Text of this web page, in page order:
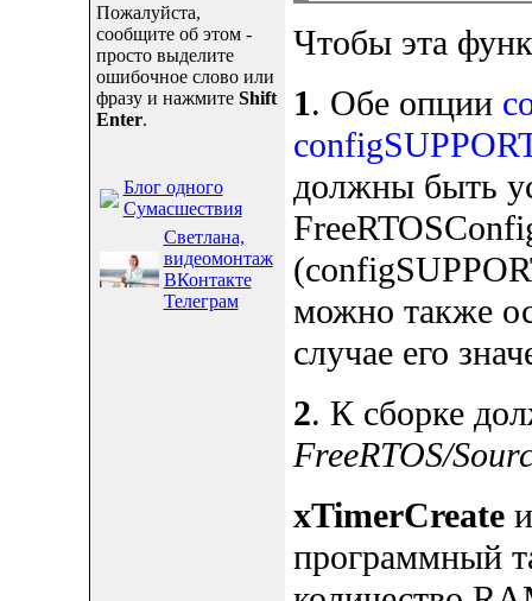
Пожалуйста,
сообщите об этом -
просто выделите
ошибочное слово или
фразу и нажмите Shift
Enter.
Блог одного
Сумасшествия
Светлана,
видеомонтаж
ВКонтакте
Телеграм
Чтобы эта
1. Обе опции
должны быть
можно также
случае его
2. К сборке
FreeRTOS/
xTimerCreate
программный